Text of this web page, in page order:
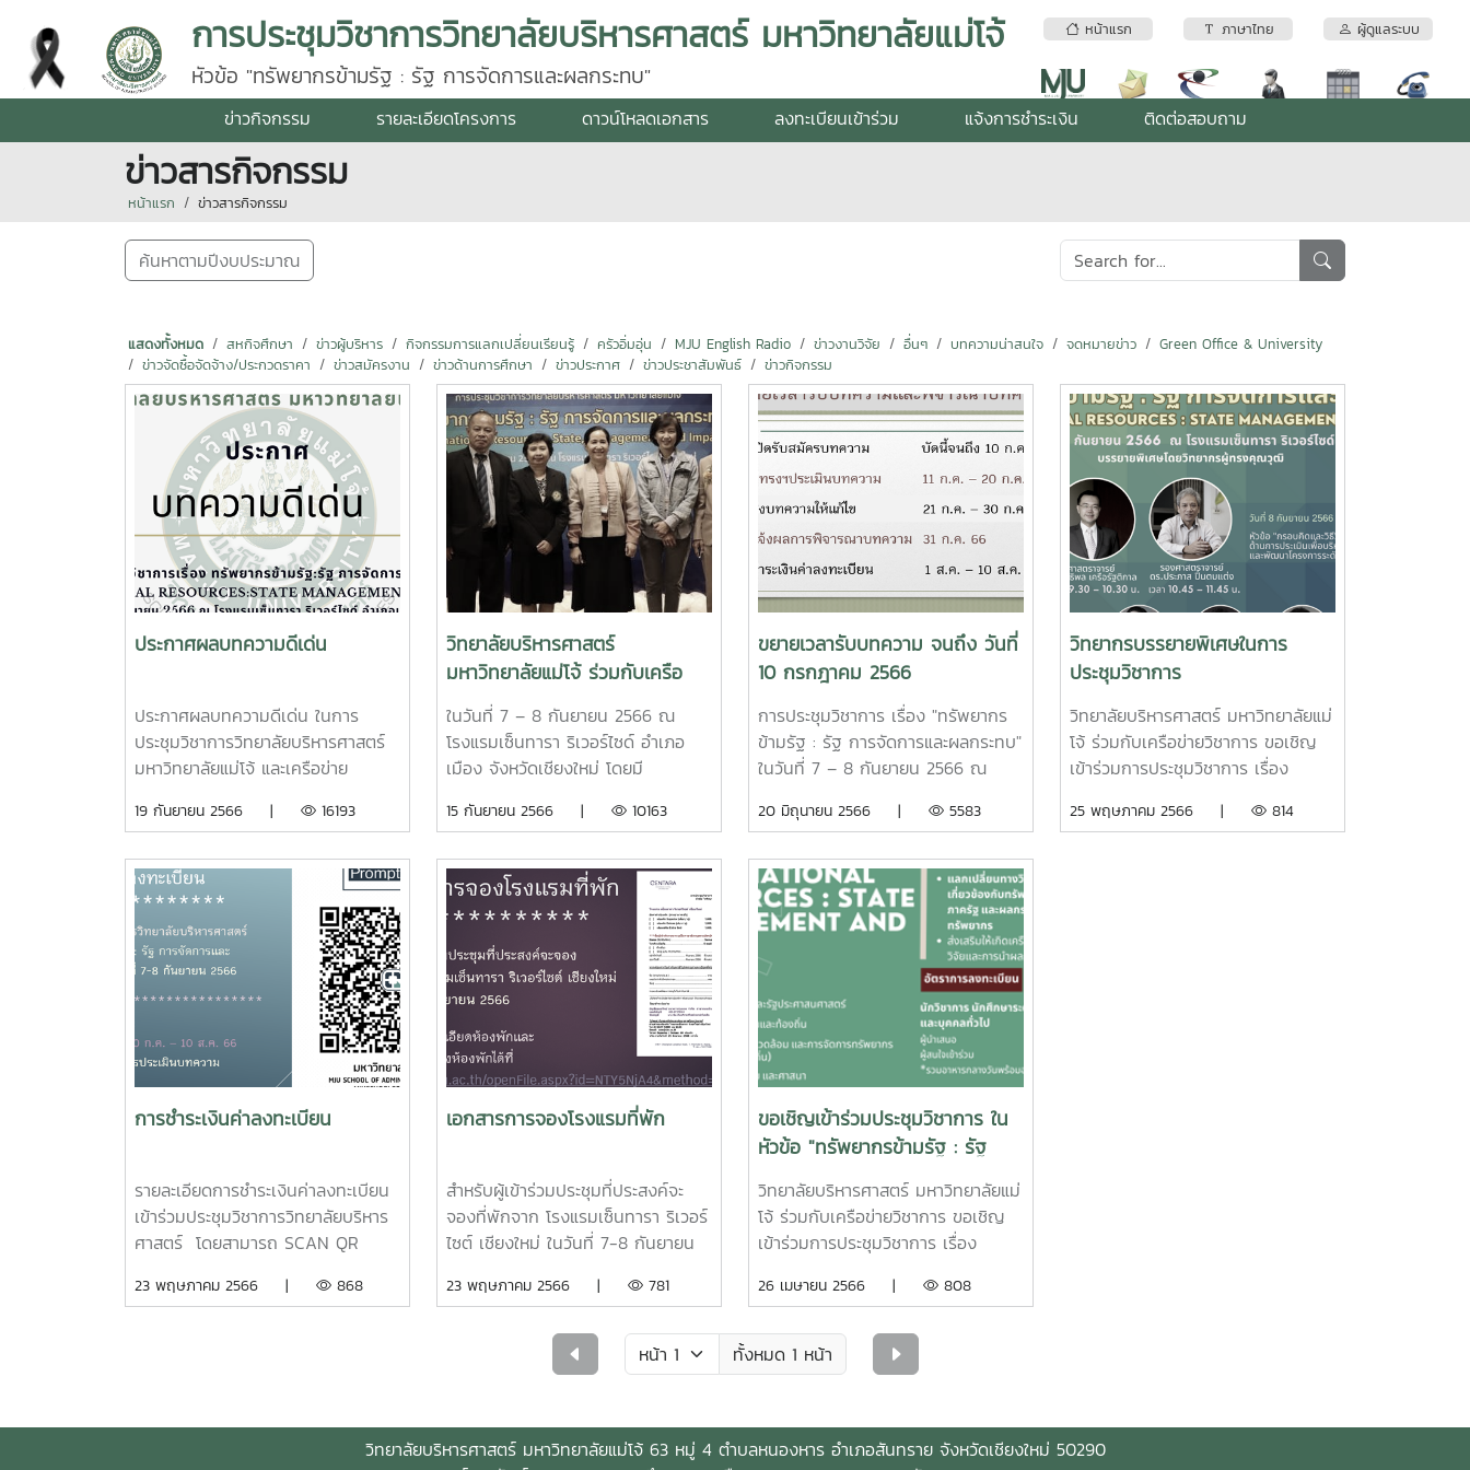
หน้าแรก ภาษาไทย ผู้ดูแลระบบ
การประชุมวิชาการวิทยาลัยบริหารศาสตร์ มหาวิทยาลัยแม่โจ้
หัวข้อ "ทรัพยากรข้ามรัฐ : รัฐ การจัดการและผลกระทบ"
ข่าวกิจกรรม รายละเอียดโครงการ ดาวน์โหลดเอกสาร ลงทะเบียนเข้าร่วม แจ้งการชำระเงิน ติดต่อสอบถาม
ข่าวสารกิจกรรม
หน้าแรก ข่าวสารกิจกรรม
ค้นหาตามปีงบประมาณ
แสดงทั้งหมด สหกิจศึกษา ข่าวผู้บริหาร กิจกรรมการแลกเปลี่ยนเรียนรู้ ครัวอิ่มอุ่น MJU English Radio ข่าวงานวิจัย อื่นๆ บทความน่าสนใจ จดหมายข่าว
Green Office & University
ข่าวจัดซื้อจัดจ้าง/ประกวดราคา
ข่าวสมัครงาน ข่าวด้านการศึกษา ข่าวประกาศ ข่าวประชาสัมพันธ์ ข่าวกิจกรรม
ประกาศผลบทความดีเด่น
ประกาศผลบทความดีเด่น ในการ
ประชุมวิชาการวิทยาลัยบริหารศาสตร์
มหาวิทยาลัยแม่โจ้ และเครือข่าย
การจัดการและผลกระทบ” วันที่ 7–8
ริเวอร์โซด์ อำเภอเมือง จังหวัด
เชียงใหม่ การนำเสนอบทความวันที่ 7
กันยายน 2566ห้องย่อยที่ 1 ผลงาน
บทความ ดีเด่น จำนวน 1 บทความ
ได้แก่บทความเรื่อง “ปัจจัยที่ส่งผลต่อ
การตัดสินใจเดินทางท่องเที่ยวชุมชน
เชิงชาติพันธุ์ของนักท่องเที่ยวกลุ่ม
Solo Female หลังโควิด-19” ผู้นำ
เสนอบทความ ได้แก่ นางมณฑิรา
ธรรมจารีย์ ซิมิชผลงานบทความ ระดับ
โลกสตูลและการเชื่อมโยงอุทยานธรณี
โลก”ผู้นำเสนอบทความ ได้แก่ ดร.จารุ
วรรณ ทองเนื้อแข็ง และ
“ปัจจัยที่มีอิทธิพลต่อการเตรียมความ
นายพัทธดนย์ พุฒดงบทความเรื่อง
“กลยุทธ์การพัฒนาตลาดการท่อง
19 กันยายน 2566 | 16193
วิทยาลัยบริหารศาสตร์
มหาวิทยาลัยแม่โจ้ ร่วมกับเครือ
ข่ายวิชาการ จัดงานประชุมวิชาการ
หัวข้อ “ทรัพยากรข้ามรัฐ: รัฐ การ
จัดการและผลกระทบ”
ในวันที่ 7 – 8 กันยายน 2566 ณ
โรงแรมเซ็นทารา ริเวอร์ไซด์ อำเภอ
เมือง จังหวัดเชียงใหม่ โดยมี
นักพัฒนา และนักศึกษาได้แลกเปลี่ยน
เกี่ยวข้องกับทรัพยากร การบริหารงาน
ภาครัฐ และผลกระทบจากการจัดการ
ทรัพยากร ตลอดจนส่งเสริมให้เกิด
เครือข่ายทางวิชาการในการวิจัย การ
เผยแพร่ผลงานวิจัยสู่สาธารณะและ
การนำผลการวิจัยไปใช้ประโยชน์การ
ประชุมวิชาการในครั้งนี้ ได้รับเกียรติ
จาก รองศาสตราจารย์ ดร.ประภาส
ปิ่นตบแต่ง และ ศาสตราจารย์ ดร.สิทธิ
พล เครือรัฐติกาล เป็นวิทยากรพิเศษ
ไทย จีน และอาเซียน” และวิทยากร
พิเศษ ดร.อุทัย ดุลยเกษม บรรยายใน
หัวข้อ “ความขัดแย้งและการจัดการ
สำหรับโครงการการประเมินผลกระทบ”
คุณวุฒิของวิทยาลัยบริหารศาสตร์
ได้แก่ รองศาสตราจารย์ ดร.บงกชมาศ
ดร.ปรารถนา ยศสุข ผู้ช่วย
ศาสตราจารย์ ดร.ธรรมพร ตันตรา ได้
15 กันยายน 2566 | 10163
ขยายเวลารับบทความ จนถึง วันที่
10 กรกฎาคม 2566
การประชุมวิชาการ เรื่อง "ทรัพยากร
ข้ามรัฐ : รัฐ การจัดการและผลกระทบ"
ในวันที่ 7 – 8 กันยายน 2566 ณ
เมือง จังหวัดเชียงใหม่ ขยายเวลาเปิด
ดังนี้เปิดรับสมัครบทความ
จนถึงวันที่ 10 กรกฎาคม
2566ผู้ทรงคุณวุฒิประเมินบทความ
11 กรกฎาคม –
20 กรกฎาคม 2566ส่งบทความให้
แก้ไข 21
กรกฎาคม – 30 กรกฎาคม 2566แจ้ง
ผลการพิจารณาบทความ
31 กรกฎาคม 2566ชำระเงินค่าลง
ทะเบียน (ผู้นำเสนอ) 1 สิงหาคม –
10 สิงหาคม 2566ชำระเงินค่าลง
ทะเบียน (ผู้เข้าร่วม) 1 กรกฎาคม
2566 – 30 สิงหาคม 2566สามารถลง
ทะเบียนส่งบทความได้ที่
https://docs.google.com/forms/d/e/
20 มิถุนายน 2566 | 5583
วิทยากรบรรยายพิเศษในการ
ประชุมวิชาการ
วิทยาลัยบริหารศาสตร์ มหาวิทยาลัยแม่
โจ้ ร่วมกับเครือข่ายวิชาการ ขอเชิญ
เข้าร่วมการประชุมวิชาการ เรื่อง
ผลกระทบ" ในวันที่ 7 – 8 กันยายน
10.45 น. พักรับประทานอาหารว่างเวลา
10.45 – 11.45 น. บรรยายพิเศษ หัวข้อ
25 พฤษภาคม 2566 | 814
การชำระเงินค่าลงทะเบียน
รายละเอียดการชำระเงินค่าลงทะเบียน
เข้าร่วมประชุมวิชาการวิทยาลัยบริหาร
ศาสตร์ โดยสามารถ SCAN QR
ชำระเงินได้ที่
เสนอ 1,500 บาท ผู้สนใจเข้า
ร่วม 1,000 บาท นักศึกษา (ระดับ
23 พฤษภาคม 2566 | 868
เอกสารการจองโรงแรมที่พัก
สำหรับผู้เข้าร่วมประชุมที่ประสงค์จะ
จองที่พักจาก โรงแรมเซ็นทารา ริเวอร์
ไซต์ เชียงใหม่ ในวันที่ 7-8 กันยายน
ดาวน์โหลดใบจองห้องพักได้ที่
id=NTY5NjA4&method=inline
23 พฤษภาคม 2566 | 781
ขอเชิญเข้าร่วมประชุมวิชาการ ใน
หัวข้อ "ทรัพยากรข้ามรัฐ : รัฐ
การจัดการและผลกระทบ"
วิทยาลัยบริหารศาสตร์ มหาวิทยาลัยแม่
โจ้ ร่วมกับเครือข่ายวิชาการ ขอเชิญ
เข้าร่วมการประชุมวิชาการ เรื่อง
ผลกระทบ" ในวันที่ 7 – 8 กันยายน
อำเภอเมือง จังหวัดเชียงใหม่
วัตถุประสงค์เพื่อให้นักวิชาการ นักวิจัย
ทางวิชาการเพื่อพัฒนาบริบทที่
เกี่ยวข้องกับทรัพยากร การบริหารงาน
26 เมษายน 2566 | 808
ทั้งหมด 1 หน้า
วิทยาลัยบริหารศาสตร์ มหาวิทยาลัยแม่โจ้ 63 หมู่ 4 ตำบลหนองหาร อำเภอสันทราย จังหวัดเชียงใหม่ 50290